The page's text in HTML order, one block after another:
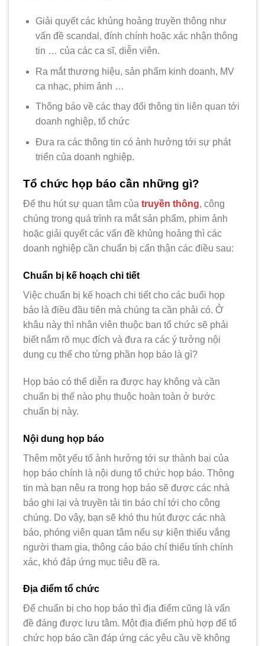
Giải quyết các khủng hoảng truyền thông như
vấn đề scandal, đính chính hoặc xác nhận thông
tin … của các ca sĩ, diễn viên.
Ra mắt thương hiệu, sản phẩm kinh doanh, MV
ca nhạc, phim ảnh …
Thông báo về các thay đổi thông tin liên quan tới
doanh nghiệp, tổ chức
Đưa ra các thông tin có ảnh hưởng tới sự phát
triển của doanh nghiệp.
Tổ chức họp báo cần những gì?
Để thu hút sự quan tâm của truyền thông, công
chúng trong quá trình ra mắt sản phẩm, phim ảnh
hoặc giải quyết các vấn đề khủng hoảng thì các
doanh nghiệp cần chuẩn bị cẩn thận các điều sau:
Chuẩn bị kế hoạch chi tiết
Việc chuẩn bị kế hoạch chi tiết cho các buổi họp
báo là điều đầu tiên mà chúng ta cần phải có. Ở
khâu này thì nhân viên thuộc ban tổ chức sẽ phải
biết nắm rõ mục đích và đưa ra các ý tưởng nội
dung cụ thể cho từng phần họp báo là gì?
Họp báo có thể diễn ra được hay không và cần
chuẩn bị thế nào phụ thuộc hoàn toàn ở bước
chuẩn bị này.
Nội dung họp báo
Thêm một yếu tố ảnh hưởng tới sự thành bại của
họp báo chính là nội dung tổ chức họp báo. Thông
tin mà bạn nêu ra trong họp báo sẽ được các nhà
báo ghi lại và truyền tải tin báo chí tới cho công
chúng. Do vậy, bạn sẽ khó thu hút được các nhà
báo, phóng viên quan tâm nếu sự kiện thiếu vắng
người tham gia, thông cáo báo chí thiếu tính chính
xác, khó đáp ứng mục tiêu đề ra.
Địa điểm tổ chức
Để chuẩn bị cho họp báo thì địa điểm cũng là vấn
đề đáng được lưu tâm. Một địa điểm phù hợp để tổ
chức họp báo cần đáp ứng các yêu cầu về không